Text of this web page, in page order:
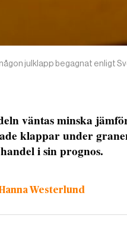
julklapp begagnat enligt
väntas minska
klappar under
i sin prognos.
Westerlund